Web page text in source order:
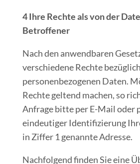
4 Ihre Rechte als von der
Betroffener
Nach den anwendbaren
verschiedene Rechte
personenbezogenen Daten.
Rechte geltend machen, so
Anfrage bitte per E-Mail oder
eindeutiger Identifizierung
in Ziffer 1 genannte Adresse.
Nachfolgend finden Sie eine